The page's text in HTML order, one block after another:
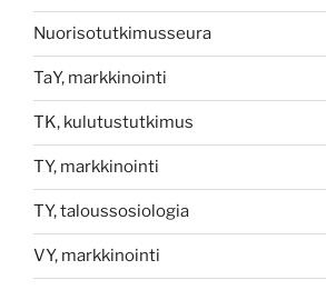
Nuorisotutkimusseura
TaY, markkinointi
TK, kulutustutkimus
TY, markkinointi
TY, taloussosiologia
VY, markkinointi